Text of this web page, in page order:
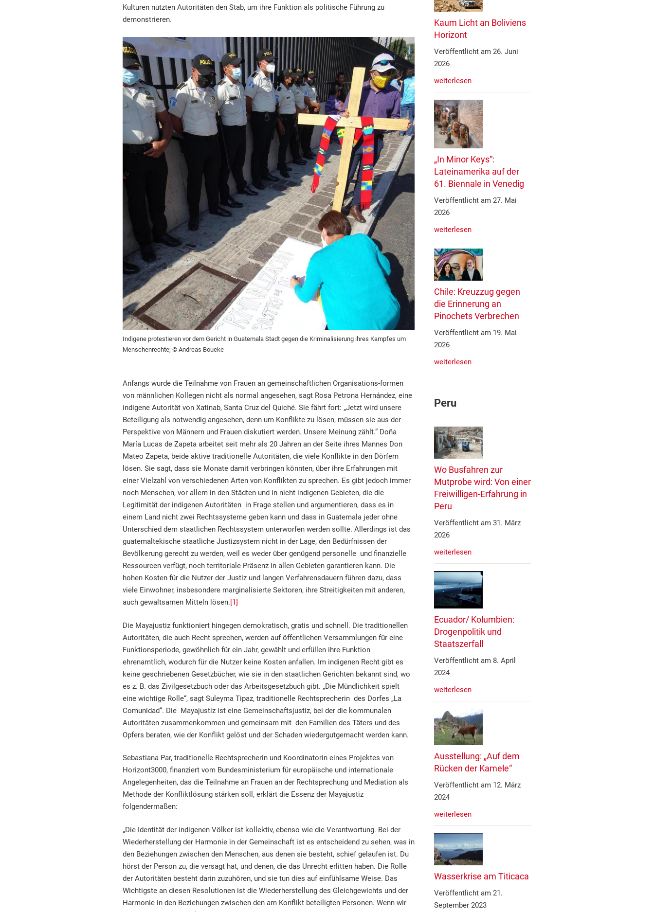
Kulturen nutzten Autoritäten den Stab, um ihre Funktion als politische Führung zu
demonstrieren.
Indigene protestieren vor dem Gericht in Guatemala Stadt gegen die Kriminalisierung ihres Kampfes um
Menschenrechte; © Andreas Boueke
Anfangs wurde die Teilnahme von Frauen an gemeinschaftlichen Organisations-formen
von männlichen Kollegen nicht als normal angesehen, sagt Rosa Petrona Hernández, eine
indigene Autorität von Xatinab, Santa Cruz del Quiché. Sie fährt fort: „Jetzt wird unsere
Beteiligung als notwendig angesehen, denn um Konflikte zu lösen, müssen sie aus der
Perspektive von Männern und Frauen diskutiert werden. Unsere Meinung zählt.“ Doña
María Lucas de Zapeta arbeitet seit mehr als 20 Jahren an der Seite ihres Mannes Don
Mateo Zapeta, beide aktive traditionelle Autoritäten, die viele Konflikte in den Dörfern
lösen. Sie sagt, dass sie Monate damit verbringen könnten, über ihre Erfahrungen mit
einer Vielzahl von verschiedenen Arten von Konflikten zu sprechen. Es gibt jedoch immer
noch Menschen, vor allem in den Städten und in nicht indigenen Gebieten, die die
Legitimität der indigenen Autoritäten in Frage stellen und argumentieren, dass es in
einem Land nicht zwei Rechtssysteme geben kann und dass in Guatemala jeder ohne
Unterschied dem staatlichen Rechtssystem unterworfen werden sollte. Allerdings ist das
guatemaltekische staatliche Justizsystem nicht in der Lage, den Bedürfnissen der
Bevölkerung gerecht zu werden, weil es weder über genügend personelle und finanzielle
Ressourcen verfügt, noch territoriale Präsenz in allen Gebieten garantieren kann. Die
hohen Kosten für die Nutzer der Justiz und langen Verfahrensdauern führen dazu, dass
viele Einwohner, insbesondere marginalisierte Sektoren, ihre Streitigkeiten mit anderen,
auch gewaltsamen Mitteln lösen. [1]
Die Mayajustiz funktioniert hingegen demokratisch, gratis und schnell. Die traditionellen
Autoritäten, die auch Recht sprechen, werden auf öffentlichen Versammlungen für eine
Funktionsperiode, gewöhnlich für ein Jahr, gewählt und erfüllen ihre Funktion
ehrenamtlich, wodurch für die Nutzer keine Kosten anfallen. Im indigenen Recht gibt es
keine geschriebenen Gesetzbücher, wie sie in den staatlichen Gerichten bekannt sind, wo
es z. B. das Zivilgesetzbuch oder das Arbeitsgesetzbuch gibt. „Die Mündlichkeit spielt
eine wichtige Rolle“, sagt Suleyma Tipaz, traditionelle Rechtsprecherin des Dorfes „La
Comunidad“. Die Mayajustiz ist eine Gemeinschaftsjustiz, bei der die kommunalen
Autoritäten zusammenkommen und gemeinsam mit den Familien des Täters und des
Opfers beraten, wie der Konflikt gelöst und der Schaden wiedergutgemacht werden kann.
Sebastiana Par, traditionelle Rechtsprecherin und Koordinatorin eines Projektes von
Horizont3000, finanziert vom Bundesministerium für europäische und internationale
Angelegenheiten, das die Teilnahme an Frauen an der Rechtsprechung und Mediation als
Methode der Konfliktlösung stärken soll, erklärt die Essenz der Mayajustiz
folgendermaßen:
„Die Identität der indigenen Völker ist kollektiv, ebenso wie die Verantwortung. Bei der
Wiederherstellung der Harmonie in der Gemeinschaft ist es entscheidend zu sehen, was in
den Beziehungen zwischen den Menschen, aus denen sie besteht, schief gelaufen ist. Du
hörst der Person zu, die versagt hat, und denen, die das Unrecht erlitten haben. Die Rolle
der Autoritäten besteht darin zuzuhören, und sie tun dies auf einfühlsame Weise. Das
Wichtigste an diesen Resolutionen ist die Wiederherstellung des Gleichgewichts und der
Harmonie in den Beziehungen zwischen den am Konflikt beteiligten Personen. Wenn wir
Kaum Licht an Boliviens
Horizont
Veröffentlicht am 26. Juni
2026
weiterlesen
„In Minor Keys“:
Lateinamerika auf der
61. Biennale in Venedig
Veröffentlicht am 27. Mai
2026
weiterlesen
Chile: Kreuzzug gegen
die Erinnerung an
Pinochets Verbrechen
Veröffentlicht am 19. Mai
2026
weiterlesen
Peru
Wo Busfahren zur
Mutprobe wird: Von einer
Freiwilligen-Erfahrung in
Peru
Veröffentlicht am 31. März
2026
weiterlesen
Ecuador/ Kolumbien:
Drogenpolitik und
Staatszerfall
Veröffentlicht am 8. April
2024
weiterlesen
Ausstellung: „Auf dem
Rücken der Kamele“
Veröffentlicht am 12. März
2024
weiterlesen
Wasserkrise am Titicaca
Veröffentlicht am 21.
September 2023